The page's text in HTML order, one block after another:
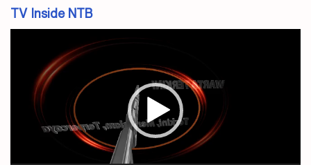
TV Inside NTB